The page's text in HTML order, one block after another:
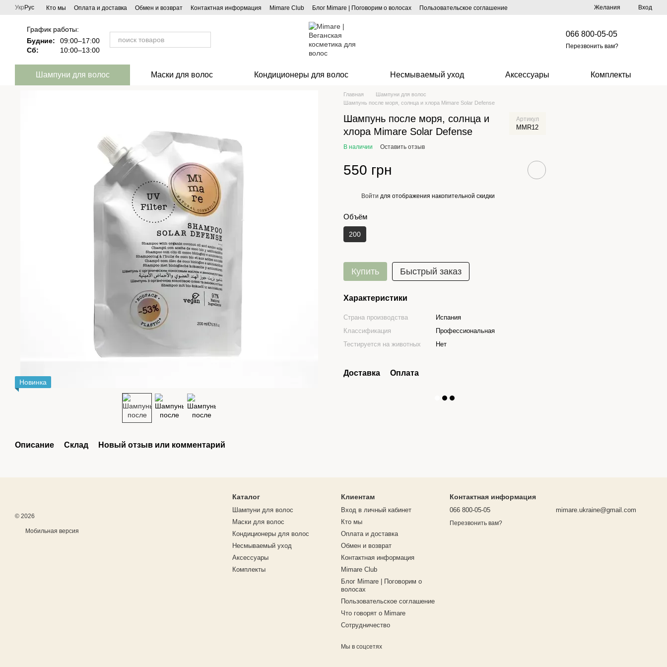
Перейти к основному контенту
Укр Рус Кто мы Оплата и доставка Обмен и возврат Контактная информация Mimare Club Блог Mimare | Поговорим о волосах
Пользовательское соглашение
Желания Вход
График работы:
Будние:
09:00–17:00
Сб:
10:00–13:00
066 800-05-05
Перезвонить вам?
Шампуни для волос Маски для волос Кондиционеры для волос Несмываемый уход Аксессуары Комплекты
Новинка
Описание Склад Новый отзыв или комментарий
Главная
Шампуни для волос
Шампунь после моря, солнца и хлора Mimare Solar Defense
Шампунь после моря, солнца и
хлора Mimare Solar Defense
Артикул
MMR12
В наличии Оставить отзыв
550 грн
Войти для отображения накопительной скидки
Объём
200
Купить Быстрый заказ
Характеристики
Страна производства
Испания
Классификация
Профессиональная
Тестируется на животных
Нет
Доставка Оплата
© 2026
Мобильная версия
Каталог
Шампуни для волос
Маски для волос
Кондиционеры для волос
Несмываемый уход
Аксессуары
Комплекты
Клиентам
Вход в личный кабинет
Кто мы
Оплата и доставка
Обмен и возврат
Контактная информация
Mimare Club
Блог Mimare | Поговорим о
волосах
Пользовательское соглашение
Что говорят о Mimare
Сотрудничество
Мы в соцсетях
Контактная информация
066 800-05-05
Перезвонить вам?
mimare.ukraine@gmail.com